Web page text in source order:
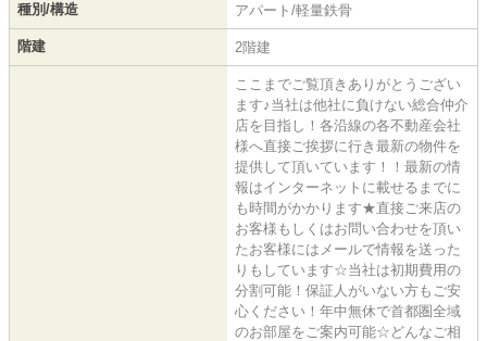
種別/構造 アパート/軽量鉄骨
階建 2階建
ここまでご覧頂きありがとうござい
ます♪当社は他社に負けない総合仲介
店を目指し！各沿線の各不動産会社
様へ直接ご挨拶に行き最新の物件を
提供して頂いています！！最新の情
報はインターネットに載せるまでに
も時間がかかります★直接ご来店の
お客様もしくはお問い合わせを頂い
たお客様にはメールで情報を送った
りもしています☆当社は初期費用の
分割可能！保証人がいない方もご安
心ください！年中無休で首都圏全域
のお部屋をご案内可能☆どんなご相